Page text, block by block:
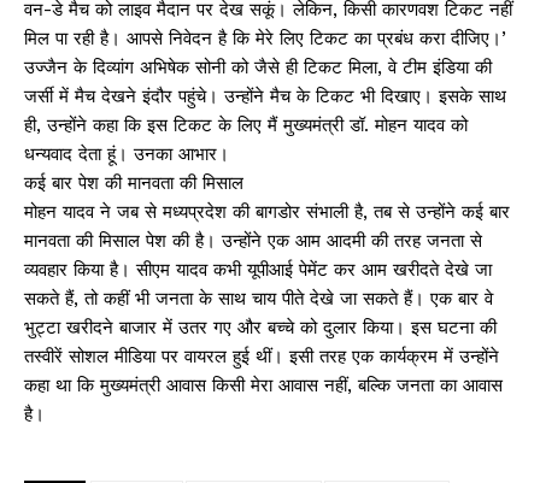
वन-डे मैच को लाइव मैदान पर देख सकूं। लेकिन, किसी कारणवश टिकट नहीं
मिल पा रही है। आपसे निवेदन है कि मेरे लिए टिकट का प्रबंध करा दीजिए।’
उज्जैन के दिव्यांग अभिषेक सोनी को जैसे ही टिकट मिला, वे टीम इंडिया की
जर्सी में मैच देखने इंदौर पहुंचे। उन्होंने मैच के टिकट भी दिखाए। इसके साथ
ही, उन्होंने कहा कि इस टिकट के लिए मैं मुख्यमंत्री डॉ. मोहन यादव को
धन्यवाद देता हूं। उनका आभार।
कई बार पेश की मानवता की मिसाल
मोहन यादव ने जब से मध्यप्रदेश की बागडोर संभाली है, तब से उन्होंने कई बार
मानवता की मिसाल पेश की है। उन्होंने एक आम आदमी की तरह जनता से
व्यवहार किया है। सीएम यादव कभी यूपीआई पेमेंट कर आम खरीदते देखे जा
सकते हैं, तो कहीं भी जनता के साथ चाय पीते देखे जा सकते हैं। एक बार वे
भुट्टा खरीदने बाजार में उतर गए और बच्चे को दुलार किया। इस घटना की
तस्वीरें सोशल मीडिया पर वायरल हुई थीं। इसी तरह एक कार्यक्रम में उन्होंने
कहा था कि मुख्यमंत्री आवास किसी मेरा आवास नहीं, बल्कि जनता का आवास
है।